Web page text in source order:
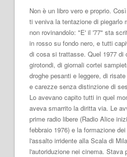
Non è un libro vero e proprio.
ti veniva la tentazione di piegarlo
non rovinandolo: "E' il '77" sta
in rosso su fondo nero, e tutti
di cosa si trattasse. Quel 1977 di
girotondi, di giornali cortei
droghe pesanti e leggere, di
e carezze senza distinzione di
Lo avevano capito tutti in quel
aveva smarrito la diritta via. Le
prime radio libere (Radio Alice
febbraio 1976) e la formazione
l'assalto irridente alla Scala di
l'autoriduzione nei cinema. Stava